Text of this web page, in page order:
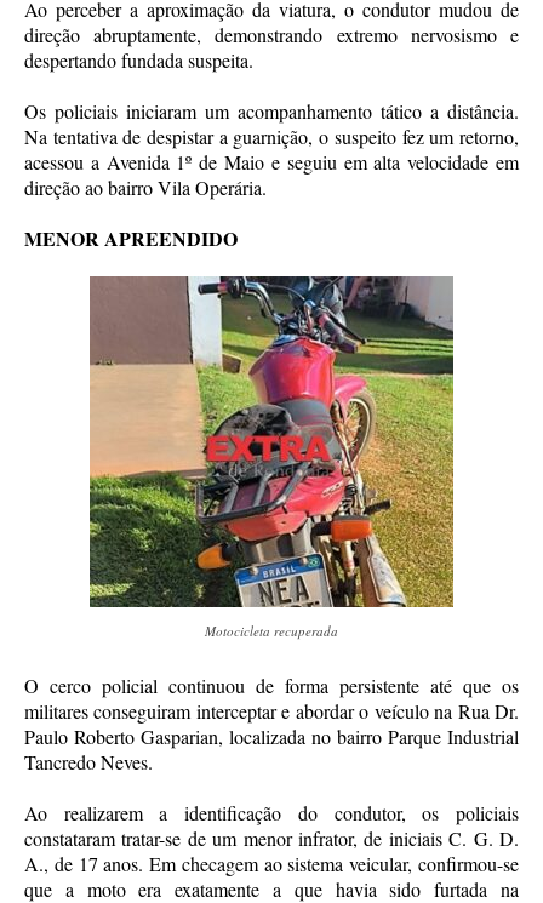
Ao perceber a aproximação da viatura, o condutor mudou de
direção abruptamente, demonstrando extremo nervosismo e
despertando fundada suspeita.
Os policiais iniciaram um acompanhamento tático a distância.
Na tentativa de despistar a guarnição, o suspeito fez um retorno,
acessou a Avenida 1º de Maio e seguiu em alta velocidade em
direção ao bairro Vila Operária.
MENOR APREENDIDO
Motocicleta recuperada
O cerco policial continuou de forma persistente até que os
militares conseguiram interceptar e abordar o veículo na Rua Dr.
Paulo Roberto Gasparian, localizada no bairro Parque Industrial
Tancredo Neves.
Ao realizarem a identificação do condutor, os policiais
constataram tratar-se de um menor infrator, de iniciais C. G. D.
A., de 17 anos. Em checagem ao sistema veicular, confirmou-se
que a moto era exatamente a que havia sido furtada na